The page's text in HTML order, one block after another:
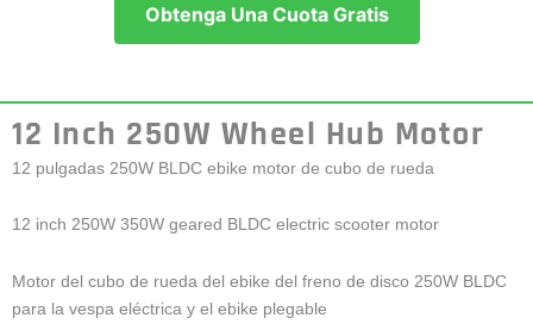
Obtenga Una Cuota Gratis
12 Inch 250W Wheel Hub Motor
12 pulgadas 250W BLDC ebike motor de cubo de rueda
12 inch 250W 350W geared BLDC electric scooter motor
Motor del cubo de rueda del ebike del freno de disco 250W BLDC
para la vespa eléctrica y el ebike plegable